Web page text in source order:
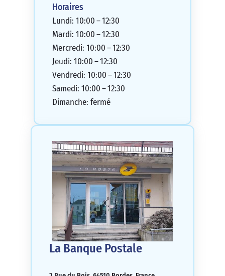
Horaires
Lundi: 10:00 – 12:30
Mardi: 10:00 – 12:30
Mercredi: 10:00 – 12:30
Jeudi: 10:00 – 12:30
Vendredi: 10:00 – 12:30
Samedi: 10:00 – 12:30
Dimanche: fermé
La Banque Postale